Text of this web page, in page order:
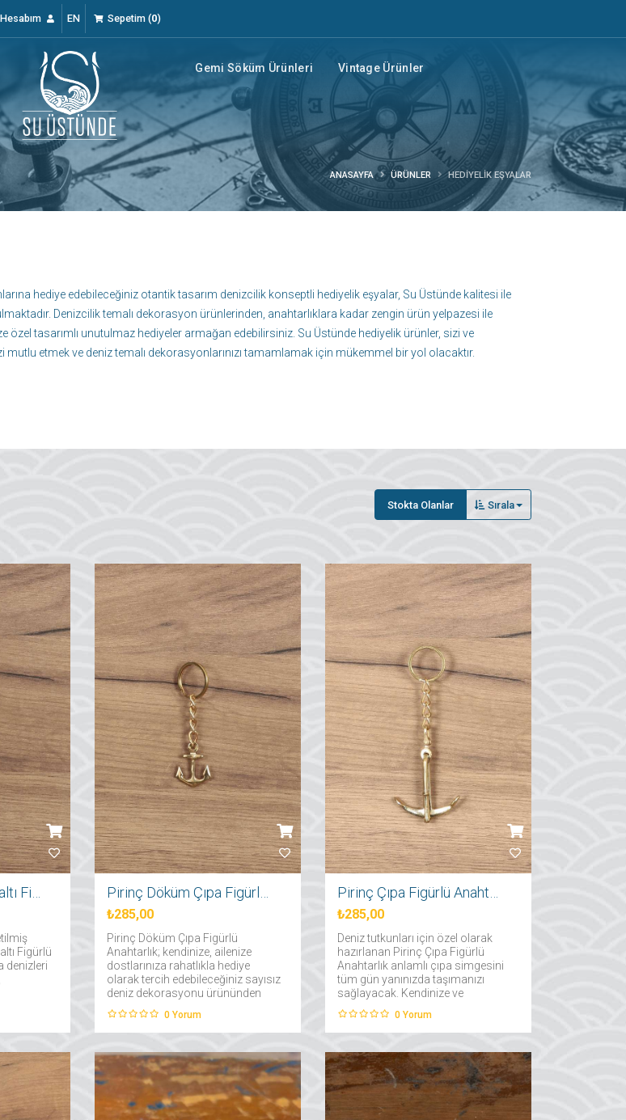
Hesabım EN Sepetim(0)
Gemi Söküm Ürünleri Vintage Ürünler
ANASAYFA ÜRÜNLER HEDIYELIK EŞYALAR
hediye edebileceğiniz otantik tasarım denizcilik konseptli hediyelik eşyalar, Su Üstünde kalitesi ile
Denizcilik temalı dekorasyon ürünlerinden, anahtarlıklara kadar zengin ürün yelpazesi ile
özel tasarımlı unutulmaz hediyeler armağan edebilirsiniz. Su Üstünde hediyelik ürünler, sizi ve
mutlu etmek ve deniz temalı dekorasyonlarınızı tamamlamak için mükemmel bir yol olacaktır.
Stokta Olanlar Sırala
Figürlü
denizleri
₺285,00
Pirinç Döküm Çıpa Figürlü
Anahtarlık; kendinize, ailenize
dostlarınıza rahatlıkla hediye
olarak tercih edebileceğiniz sayısız
deniz dekorasyonu ürününden
sadece biridir....
0 Yorum
₺285,00
Deniz tutkunları için özel olarak
hazırlanan Pirinç Çıpa Figürlü
Anahtarlık anlamlı çıpa simgesini
tüm gün yanınızda taşımanızı
sağlayacak. Kendinize ve
sevdiklerinize hediye edebileceğiniz
çıpa anahtarlık favori aksesuarınız
olmak için hazır!...
0 Yorum